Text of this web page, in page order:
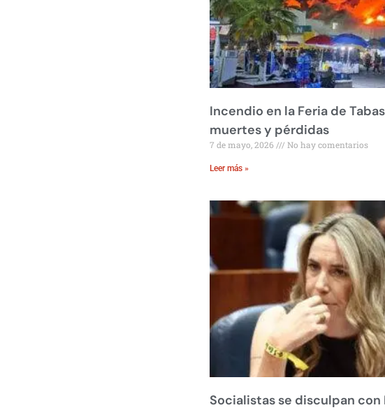
Incendio en la Feria de
muertes y pérdidas
7 de mayo, 2026 No hay comentarios
Leer más »
Socialistas se disculpan